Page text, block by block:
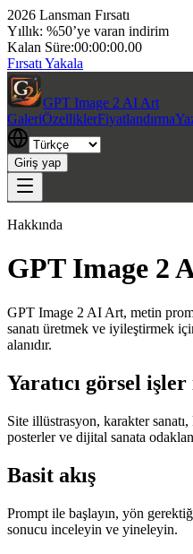
2026 Lansman Fırsatı
Yıllık: %50’ye varan indirim
Kalan Süre:00:00:00.00
Fırsatı Yakala
GPT Image 2 AI Art
GaleriÖzelliklerFiyatlandırma
Giriş yap
Hakkında
GPT Image 2
GPT Image 2 AI Art, metin
sanatı üretmek ve iyileştirmek
alanıdır.
Yaratıcı görsel
Site illüstrasyon, karakter
posterler ve dijital sanata
Basit akış
Prompt ile başlayın, yön
sonucu inceleyin ve yineleyin.